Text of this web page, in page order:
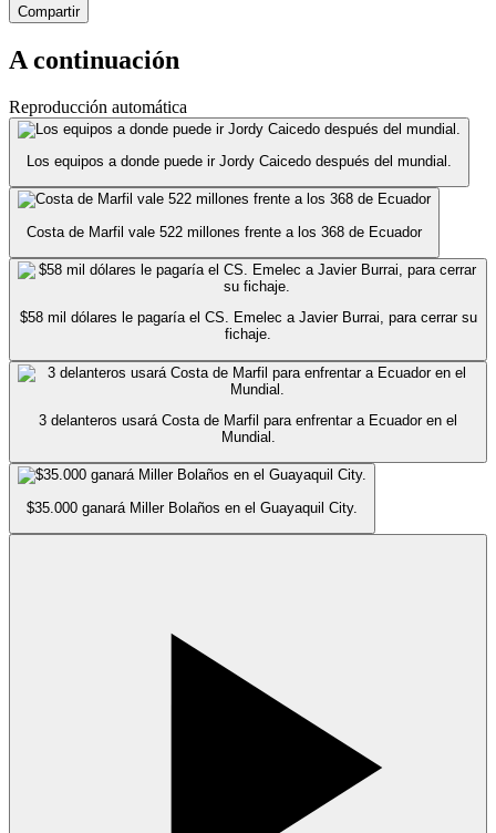
Compartir
A continuación
Reproducción automática
Los equipos a donde puede ir Jordy Caicedo después del mundial.
Costa de Marfil vale 522 millones frente a los 368 de Ecuador
$58 mil dólares le pagaría el CS. Emelec a Javier Burrai, para cerrar su
fichaje.
3 delanteros usará Costa de Marfil para enfrentar a Ecuador en el
Mundial.
$35.000 ganará Miller Bolaños en el Guayaquil City.